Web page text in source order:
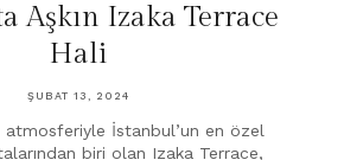
Aşkın Izaka Terrace
Hali
ŞUBAT 13, 2024
atmosferiyle İstanbul’un en özel
biri olan Izaka Terrace,